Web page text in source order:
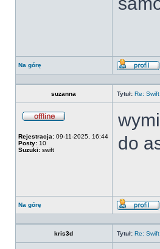
Na górę
suzanna
Tytuł: Re:
Rejestracja: 09-11-2025, 16:44
Posty: 10
Suzuki: swift
do
Na górę
kris3d
Tytuł: Re: